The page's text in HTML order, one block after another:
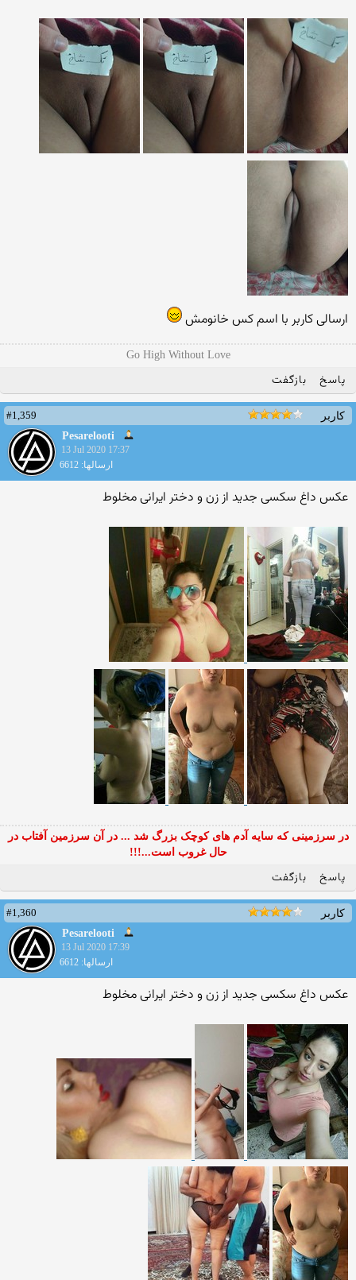
ارسالی کاربر با اسم کس خانومش
Go High Without Love
پاسخ بازگفت
کاربر
#1,359
Pesarelooti
13 Jul 2020 17:37
ارسالها: 6612
عکس داغ سکسی جدید از زن و دختر ایرانی مخلوط
در سرزمینی که سایه آدم های کوچک بزرگ شد ... در آن سرزمین آفتاب در
حال غروب است...!!!
پاسخ بازگفت
کاربر
#1,360
Pesarelooti
13 Jul 2020 17:39
ارسالها: 6612
عکس داغ سکسی جدید از زن و دختر ایرانی مخلوط